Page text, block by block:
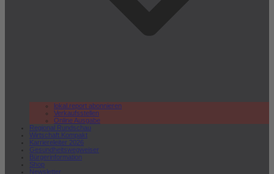
lokal.report abonnieren
Verkaufsstellen
Online Ausgabe
Regional Rundschau
Wirtschaft.Kompakt
Karriereleiter 2026
Gesundheitswegweiser
Bürgerinformation
Shop
Newsletter